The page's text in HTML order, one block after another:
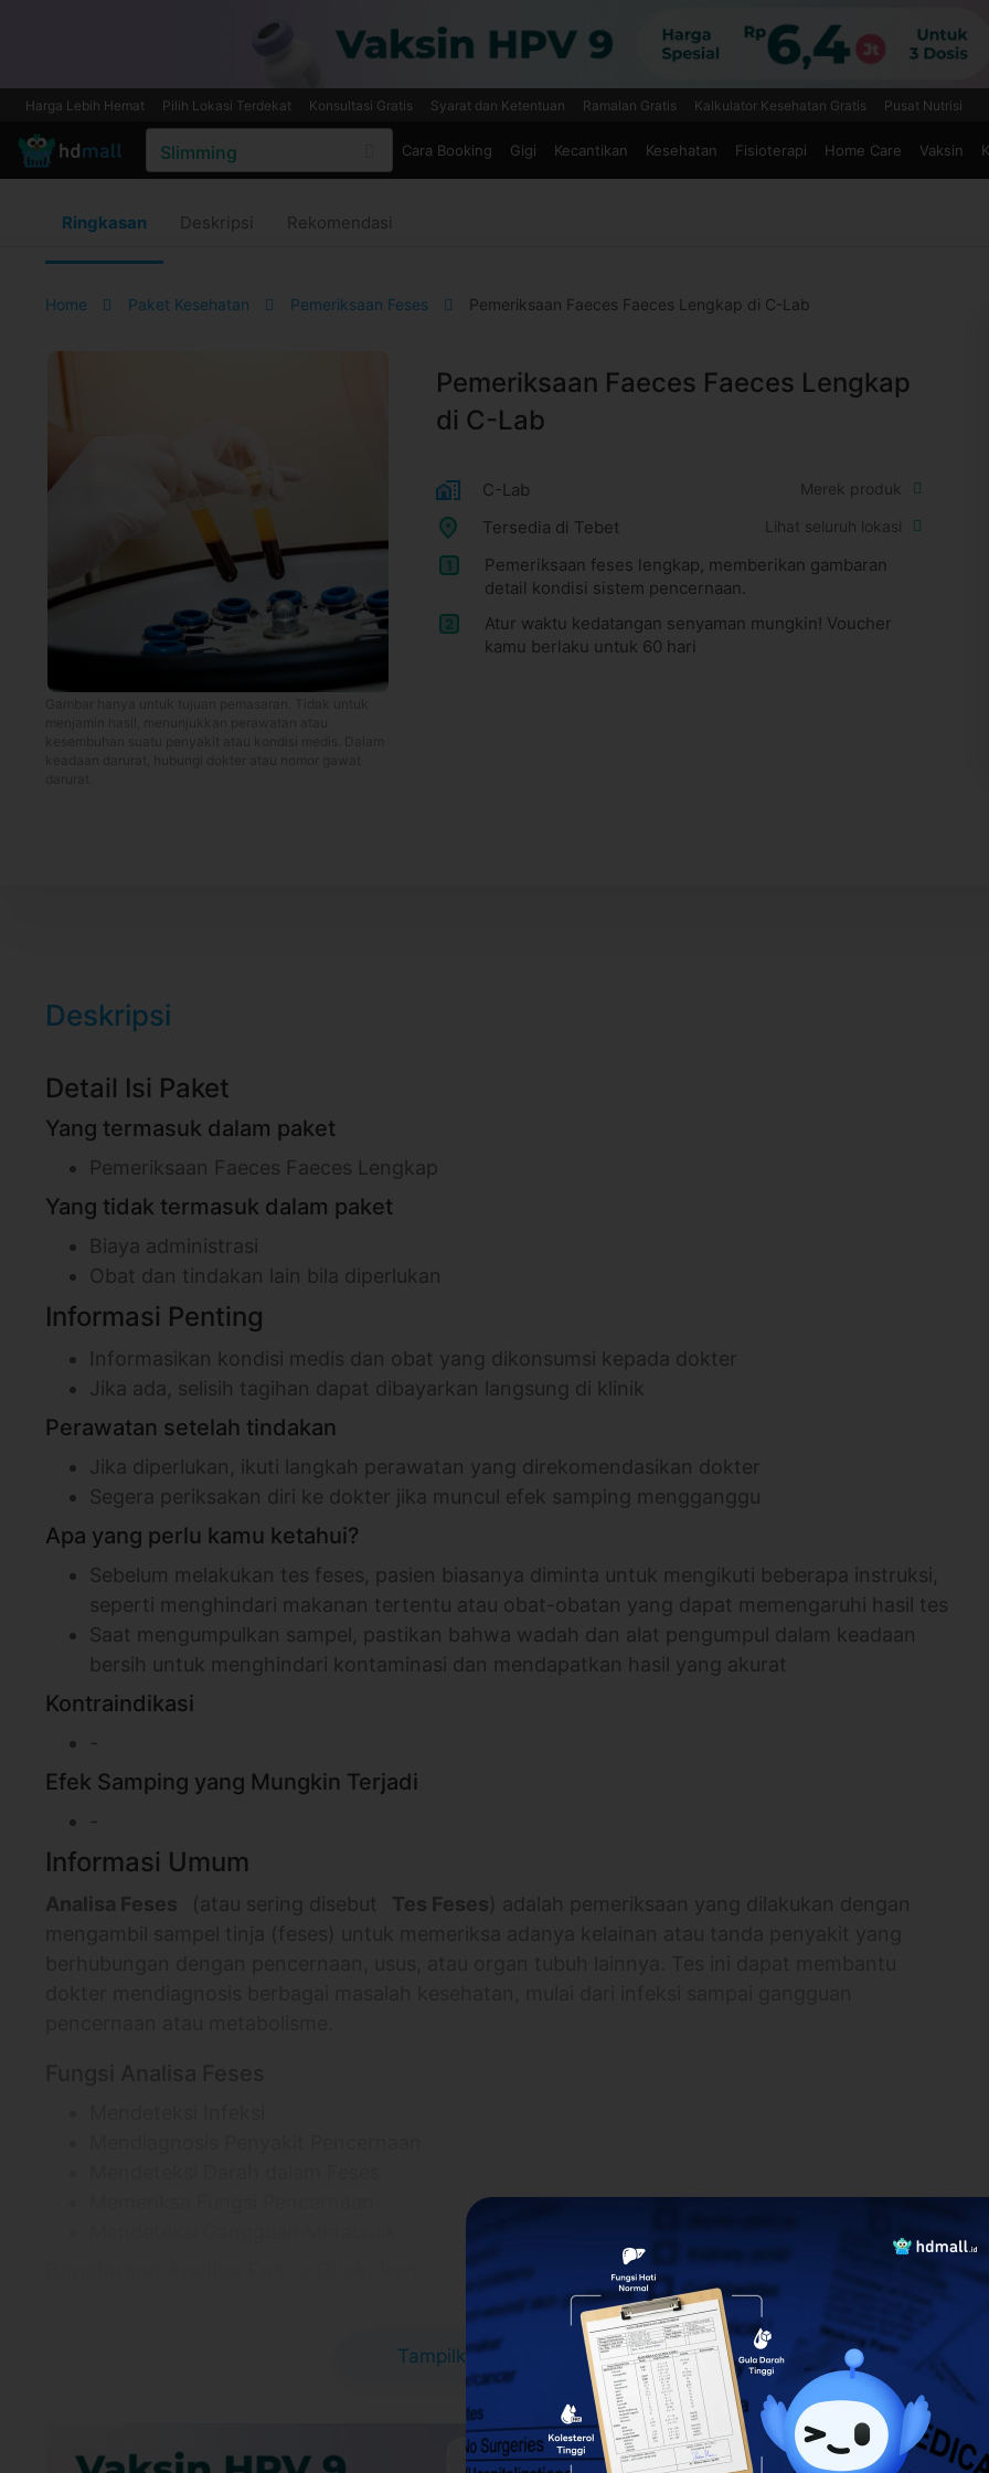
Harga Lebih Hemat Pilih Lokasi Terdekat Konsultasi Gratis Syarat dan Ketentuan Ramalan Gratis Kalkulator Kesehatan Gratis Pusat Nutrisi
Cara Booking Gigi Kecantikan Kesehatan Fisioterapi Home Care Vaksin
Ringkasan Deskripsi Rekomendasi
Home Paket Kesehatan Pemeriksaan Feses Pemeriksaan Faeces Faeces Lengkap di C-Lab
Pemeriksaan Faeces Faeces Lengkap
di C-Lab
C-Lab Merek produk
Tersedia di Tebet Lihat seluruh lokasi
1
Pemeriksaan feses lengkap, memberikan gambaran
detail kondisi sistem pencernaan.
2
Atur waktu kedatangan senyaman mungkin! Voucher
kamu berlaku untuk 60 hari
Deskripsi
Detail Isi Paket
Yang termasuk dalam paket
Pemeriksaan Faeces Faeces Lengkap
Yang tidak termasuk dalam paket
Biaya administrasi
Obat dan tindakan lain bila diperlukan
Informasi Penting
Informasikan kondisi medis dan obat yang dikonsumsi kepada dokter
Jika ada, selisih tagihan dapat dibayarkan langsung di klinik
Perawatan setelah tindakan
Jika diperlukan, ikuti langkah perawatan yang direkomendasikan dokter
Segera periksakan diri ke dokter jika muncul efek samping mengganggu
Apa yang perlu kamu ketahui?
Sebelum melakukan tes feses, pasien biasanya diminta untuk mengikuti beberapa instruksi,
seperti menghindari makanan tertentu atau obat-obatan yang dapat memengaruhi hasil tes
Saat mengumpulkan sampel, pastikan bahwa wadah dan alat pengumpul dalam keadaan
bersih untuk menghindari kontaminasi dan mendapatkan hasil yang akurat
Kontraindikasi
-
Efek Samping yang Mungkin Terjadi
-
Informasi Umum
Analisa Feses ⠀(atau sering disebut⠀ Tes Feses) adalah pemeriksaan yang dilakukan dengan
Pasien diminta untuk mengumpulkan sampel tinja dalam wadah steril
Setelah sampel feses diperoleh, teknisi laboratorium akan menganalisisnya untuk mencari
adanya bakteri, parasit, darah, atau zat lain yang menunjukkan kelainan
C-Lab - Tebet
Tampilkan lebih banyak